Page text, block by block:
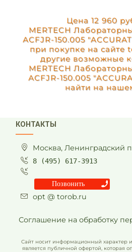
Цена 12 960
MERTECH
АCFJR-150.005
при покупке на сайте
другие возможные
MERTECH
АCFJR-150.005
найти на
КОНТАКТЫ
Москва, Ленинградский
8 (495) 617-3913
Позвонить
opt @ torob.ru
Соглашение на обработку
Сайт носит информационный характер
является публичной офертой, которая